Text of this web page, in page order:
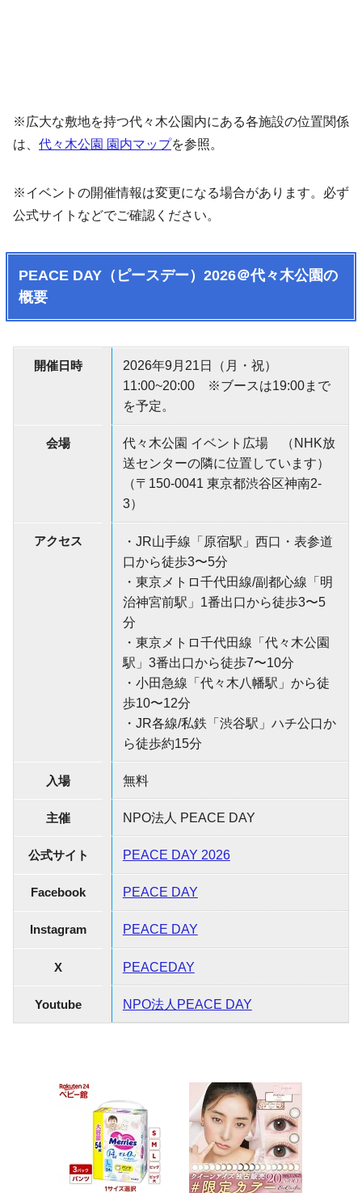
※広大な敷地を持つ代々木公園内にある各施設の位置関係
は、 代々木公園 園内マップを参照。
※イベントの開催情報は変更になる場合があります。必ず
公式サイトなどでご確認ください。
PEACE DAY（ピースデー）2026＠代々木公園の
概要
開催日時
2026年9月21日（月・祝）
11:00~20:00 ※ブースは19:00まで
を予定。
会場
代々木公園 イベント広場 （NHK放
送センターの隣に位置しています）
（〒150-0041 東京都渋谷区神南2-
3）
アクセス
・JR山手線「原宿駅」西口・表参道
口から徒歩3〜5分
・東京メトロ千代田線/副都心線「明
治神宮前駅」1番出口から徒歩3〜5
分
・東京メトロ千代田線「代々木公園
駅」3番出口から徒歩7〜10分
・小田急線「代々木八幡駅」から徒
歩10〜12分
・JR各線/私鉄「渋谷駅」ハチ公口か
ら徒歩約15分
入場 無料
主催 NPO法人 PEACE DAY
公式サイト PEACE DAY 2026
Facebook PEACE DAY
Instagram PEACE DAY
X PEACEDAY
Youtube NPO法人PEACE DAY